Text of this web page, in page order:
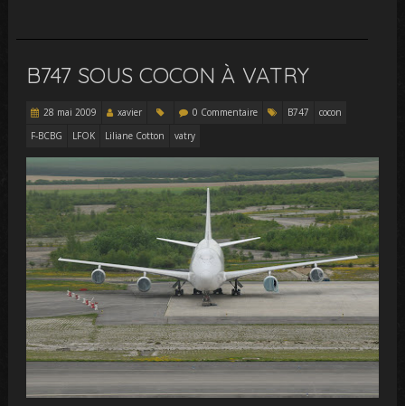
B747 SOUS COCON À VATRY
28 mai 2009 xavier 0 Commentaire B747
cocon
F-BCBG
LFOK Liliane Cotton vatry